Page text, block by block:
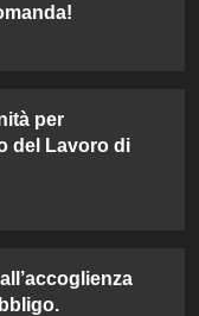
per
del Lavoro di